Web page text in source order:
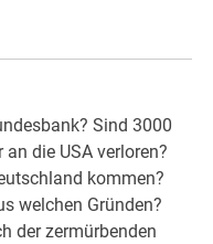
Sind 3000
die USA verloren?
kommen?
welchen Gründen?
der zermürbenden